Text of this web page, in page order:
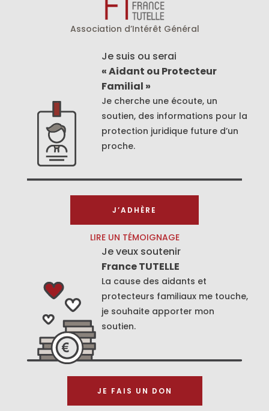
Association d’Intérêt Général
Je suis ou serai
« Aidant ou Protecteur
Familial »
Je cherche une écoute, un
soutien, des informations pour la
protection juridique future d’un
proche.
J’ADHÈRE
LIRE UN TÉMOIGNAGE
Je veux soutenir
France TUTELLE
La cause des aidants et
protecteurs familiaux me touche,
je souhaite apporter mon
soutien.
JE FAIS UN DON